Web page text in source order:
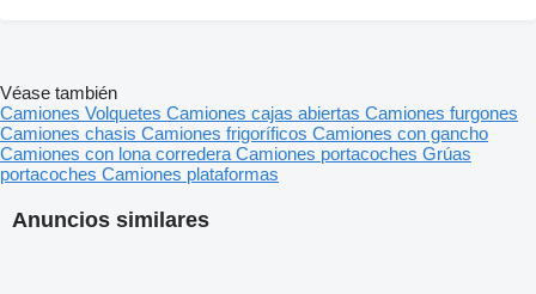
Anuncios similares
Véase también
Camiones Volquetes Camiones cajas abiertas Camiones furgones
Camiones chasis Camiones frigoríficos Camiones con gancho
Camiones con lona corredera Camiones portacoches Grúas
portacoches Camiones plataformas